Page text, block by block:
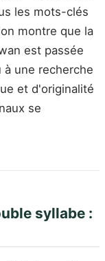
les mots-clés
montre que la
est passée
une recherche
et d'originalité
se
syllabe :